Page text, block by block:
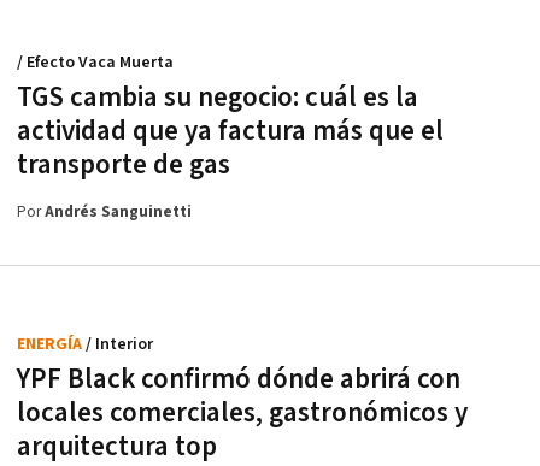
TGS cambia su negocio: cuál es la
actividad que ya factura más que el
transporte de gas
/ Efecto Vaca Muerta
PorAndrés Sanguinetti
YPF Black confirmó dónde abrirá con
locales comerciales, gastronómicos y
arquitectura top
ENERGÍA/ Interior